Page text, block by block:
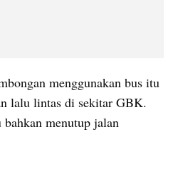
menggunakan bus itu
lalu lintas di sekitar GBK.
menutup jalan